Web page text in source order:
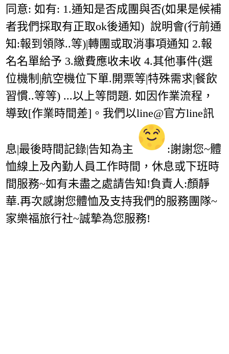
同意: 如有: 1.通知是否成團與否(如果是候補
者我們採取有正取ok後通知) 說明會(行前通
知:報到領隊..等)|轉團或取消事項通知 2.報
名名單給予 3.繳費應收未收 4.其他事件(選
位機制|航空機位下單.開票等|特殊需求|餐飲
習慣..等等) ...以上等問題. 如因作業流程，
導致[作業時間差]。我們以line@官方line訊
息|最後時間記錄|告知為主
:謝謝您~體
恤線上及內勤人員工作時間，休息或下班時
間服務~如有未盡之處請告知!負責人:顏靜
華.再次感謝您體恤及支持我們的服務團隊~
家樂福旅行社~誠摯為您服務!